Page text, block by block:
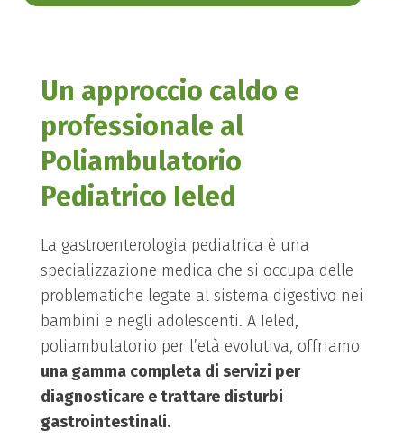
Un approccio caldo e
professionale al
Poliambulatorio
Pediatrico Ieled
La gastroenterologia pediatrica è una
specializzazione medica che si occupa delle
problematiche legate al sistema digestivo nei
bambini e negli adolescenti. A Ieled,
poliambulatorio per l’età evolutiva, offriamo
una gamma completa di servizi per
diagnosticare e trattare disturbi
gastrointestinali.